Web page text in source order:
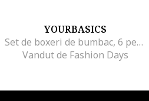
YOURBASICS
Set de boxeri de bumbac, 6 perechi, Rosu/Alb murdar/Bleumarin
Vandut de Fashion Days